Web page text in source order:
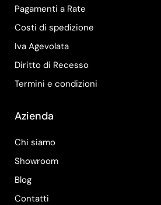
Pagamenti a Rate
Costi di spedizione
Iva Agevolata
Diritto di Recesso
Termini e condizioni
Azienda
Chi siamo
Showroom
Blog
Contatti